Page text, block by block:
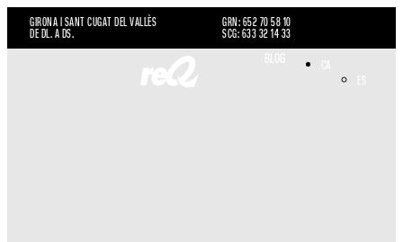
GIRONA I SANT CUGAT DEL VALLÈS
DE DL. A DS.
GRN: 652 70 58 10
SCG: 633 32 14 33
BLOG
CA
ES